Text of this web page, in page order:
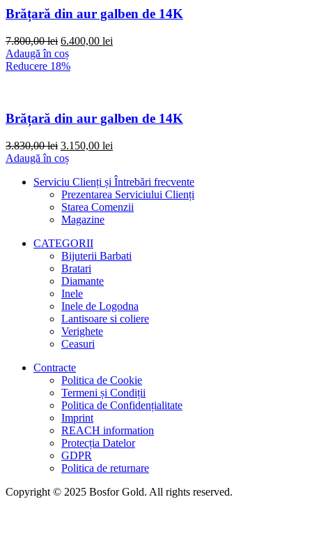
Brățară din aur galben de 14K
7.800,00lei Prețul
inițial
a
6.400,00 lei
Adaugă în coș
Reducere 18%
Brățară din aur galben de 14K
3.830,00lei Prețul
inițial
fost:
3.830,00 lei.
3.150,00 lei
3.150,00 lei.
Adaugă în coș
Serviciu Clienți și Întrebări frecvente
Prezentarea Serviciului Clienți
Starea Comenzii
Magazine
CATEGORII
Bijuterii Barbati
Bratari
Diamante
Inele
Inele de Logodna
Lantisoare si coliere
Verighete
Ceasuri
Contracte
Politica de Cookie
Termeni și Condiții
Politica de Confidențialitate
Imprint
REACH information
Protecția Datelor
GDPR
Politica de returnare
Copyright © 2025 Bosfor Gold. All rights reserved.